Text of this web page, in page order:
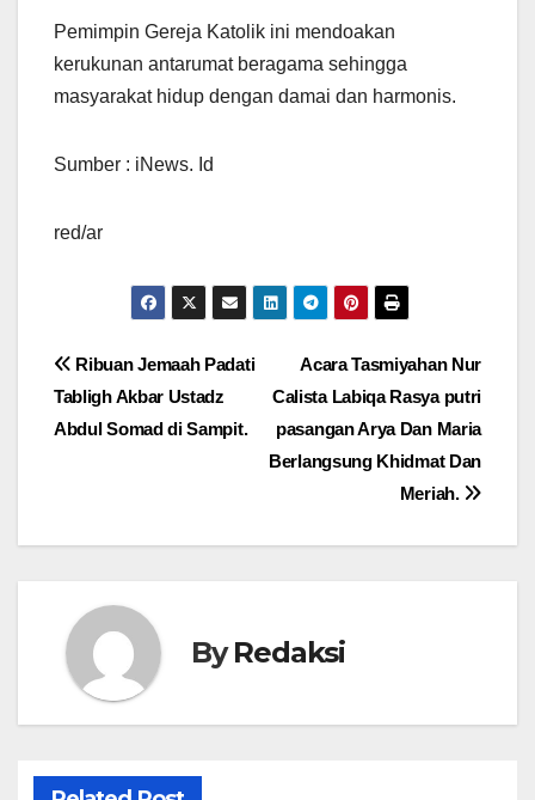
Pemimpin Gereja Katolik ini mendoakan
kerukunan antarumat beragama sehingga
masyarakat hidup dengan damai dan harmonis.
Sumber : iNews. Id
red/ar
Navigasi
pos
Acara Tasmiyahan Nur
Calista Labiqa Rasya putri
pasangan Arya Dan Maria
Berlangsung Khidmat Dan
Meriah.
Ribuan Jemaah Padati
Tabligh Akbar Ustadz
Abdul Somad di Sampit.
ByRedaksi